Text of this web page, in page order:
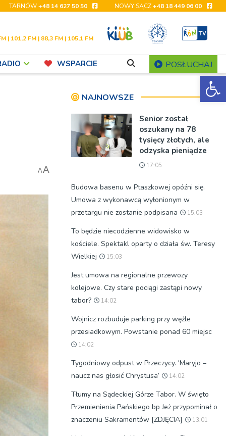
TARNÓW+48 14 627 50 50 NOWY SĄCZ+48 18 449 06 00
| 101,2 FM | 88,3 FM | 105,1 FM
WSPARCIE POSŁUCHAJ
AA
NAJNOWSZE
Senior został
oszukany na 78
tysięcy złotych, ale
odzyska pieniądze
17:05
Budowa basenu w Ptaszkowej opóźni się.
Umowa z wykonawcą wyłonionym w
przetargu nie zostanie podpisana
15:03
To będzie niecodzienne widowisko w
kościele. Spektakl oparty o działa św. Teresy
Wielkiej
15:03
Jest umowa na regionalne przewozy
kolejowe. Czy stare pociągi zastąpi nowy
tabor?
14:02
Wojnicz rozbuduje parking przy węźle
przesiadkowym. Powstanie ponad 60 miejsc
14:02
Tygodniowy odpust w Przeczycy. 'Maryjo –
naucz nas głosić Chrystusa’
14:02
Tłumy na Sądeckiej Górze Tabor. W święto
Przemienienia Pańskiego bp Jeż przypominał o
znaczeniu Sakramentów [ZDJĘCIA]
13:01